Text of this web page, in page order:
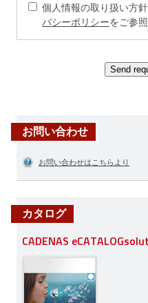
個人情報の取り扱い方
バシーポリシーをご参
Send
お問い合わせ
お問い合わせはこちらより
カタログ
CADENAS